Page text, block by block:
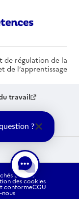
régulation de la
de l’apprentissage
travail
publics
des cookies
conformeCGU
?